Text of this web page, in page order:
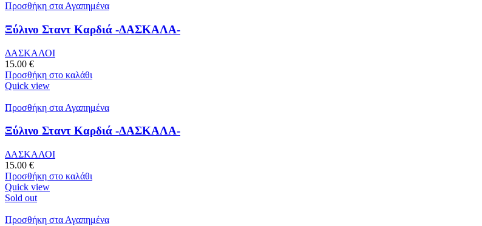
Προσθήκη στα Αγαπημένα
Ξύλινο Σταντ Καρδιά -ΔΑΣΚΑΛΑ-
ΔΑΣΚΑΛΟΙ
15.00 €
Προσθήκη στο καλάθι
Quick view
Προσθήκη στα Αγαπημένα
Ξύλινο Σταντ Καρδιά -ΔΑΣΚΑΛΑ-
ΔΑΣΚΑΛΟΙ
15.00 €
Προσθήκη στο καλάθι
Quick view
Sold out
Προσθήκη στα Αγαπημένα